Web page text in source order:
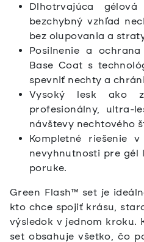
Dlhotrvajúca
bezchybný vzhľad
bez olupovania a
Posilnenie a
Base Coat s
spevniť nechty a
Vysoký lesk ako
profesionálny, ultra-
návštevy nechtového
Kompletné riešenie
nevyhnutnosti pre gél
poruke.
Green Flash™ set je
kto chce spojiť krásu,
výsledok v jednom kroku.
set obsahuje všetko, čo